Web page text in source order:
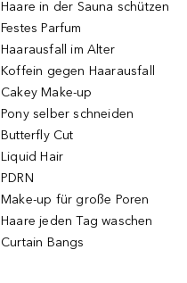
Haare in der Sauna schützen
Festes Parfum
Haarausfall im Alter
Koffein gegen Haarausfall
Cakey Make-up
Pony selber schneiden
Butterfly Cut
Liquid Hair
PDRN
Make-up für große Poren
Haare jeden Tag waschen
Curtain Bangs